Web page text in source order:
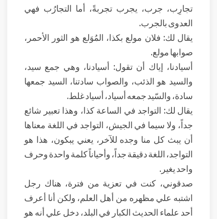
تجارِب، جرب، يجرب تجربةً، أما التجارُب فهي
العدوى بالجرب.
يقال لك: فلان مولع بكذا، المُوَلع هو الثور الأحمر،
صوابها مولع.
أسيادنا، إياك أن تقول: أسيادنا، وهي جمع سيد،
والسيد هو الذئب، والصواب سادتنا، السيد جمعها
سادة، والسّيد جمعه أسياد، أسياد غلط.
يقال لك: التواجد في الساعة كذا، وهذا تعبير شائع
جداً، ولا سيما في الجيش، التواجد في اللغة معناها
أن يبث كل منا وجده للآخر، يعني يبكون، هذا هو
التواجد، اللغة دقيقة جداً، وأحياناً كلمة واحدة وحرف
واحد يغير.
صدقوني، كنت في تعزية من فترة، هناك رجل
اشتبه علي مظهره من أهل العلم، ولكن أنا أعرف
أحد علماء الحديث الكبار في البلد، دخل علي أنه هو